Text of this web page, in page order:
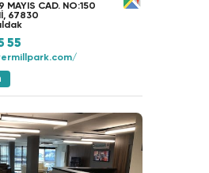
MAYIS CAD. NO:150
67830
55